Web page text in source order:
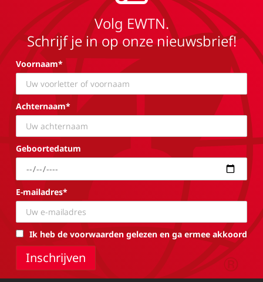
Volg EWTN.
Schrijf je in op onze nieuwsbrief!
Voornaam*
Achternaam*
Geboortedatum
E-mailadres*
Ik heb de voorwaarden gelezen en ga ermee akkoord